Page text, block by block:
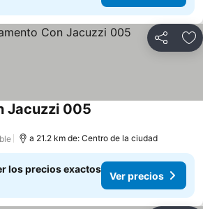
Compartir
Jacuzzi 005
a 21.2 km de: Centro de la ciudad
los precios exactos
Ver precios